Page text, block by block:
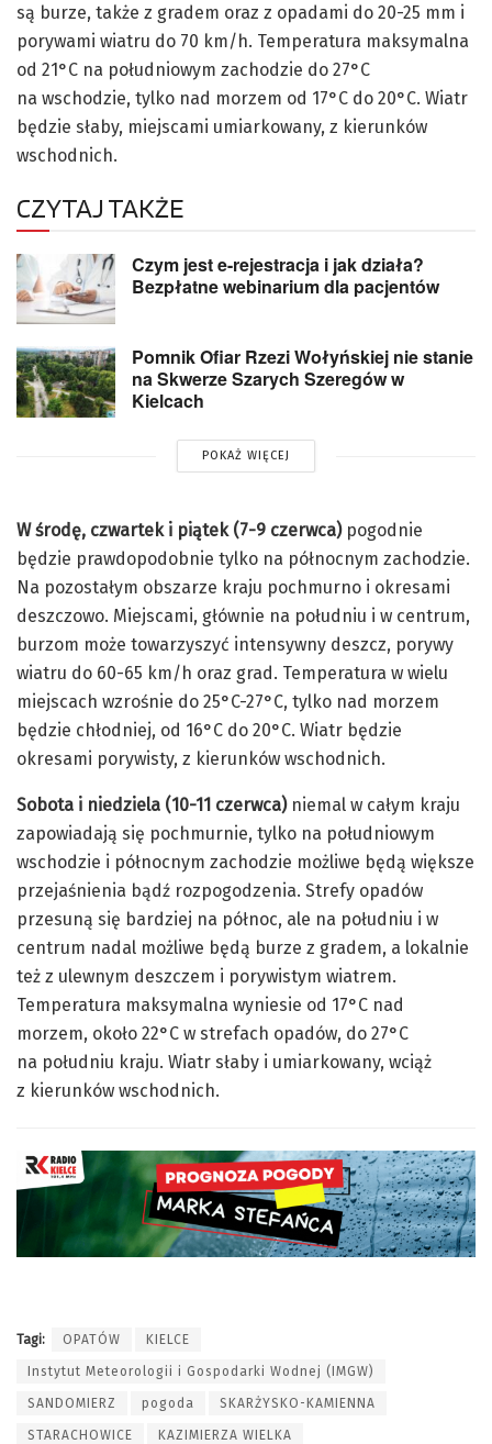
są burze, także z gradem oraz z opadami do 20-25 mm i
porywami wiatru do 70 km/h. Temperatura maksymalna
od 21°C na południowym zachodzie do 27°C
na wschodzie, tylko nad morzem od 17°C do 20°C. Wiatr
będzie słaby, miejscami umiarkowany, z kierunków
wschodnich.
CZYTAJ TAKŻE
Czym jest e-rejestracja i jak działa?
Bezpłatne webinarium dla pacjentów
Pomnik Ofiar Rzezi Wołyńskiej nie stanie
na Skwerze Szarych Szeregów w
Kielcach
POKAŻ WIĘCEJ
W środę, czwartek i piątek (7-9 czerwca) pogodnie
będzie prawdopodobnie tylko na północnym zachodzie.
Na pozostałym obszarze kraju pochmurno i okresami
deszczowo. Miejscami, głównie na południu i w centrum,
burzom może towarzyszyć intensywny deszcz, porywy
wiatru do 60-65 km/h oraz grad. Temperatura w wielu
miejscach wzrośnie do 25°C-27°C, tylko nad morzem
będzie chłodniej, od 16°C do 20°C. Wiatr będzie
okresami porywisty, z kierunków wschodnich.
Sobota i niedziela (10-11 czerwca)niemal w całym kraju
zapowiadają się pochmurnie, tylko na południowym
wschodzie i północnym zachodzie możliwe będą większe
przejaśnienia bądź rozpogodzenia. Strefy opadów
przesuną się bardziej na północ, ale na południu i w
centrum nadal możliwe będą burze z gradem, a lokalnie
też z ulewnym deszczem i porywistym wiatrem.
Temperatura maksymalna wyniesie od 17°C nad
morzem, około 22°C w strefach opadów, do 27°C
na południu kraju. Wiatr słaby i umiarkowany, wciąż
z kierunków wschodnich.
Tagi: OPATÓW KIELCE
Instytut Meteorologii i Gospodarki Wodnej (IMGW)
SANDOMIERZ pogoda SKARŻYSKO-KAMIENNA
STARACHOWICE KAZIMIERZA WIELKA